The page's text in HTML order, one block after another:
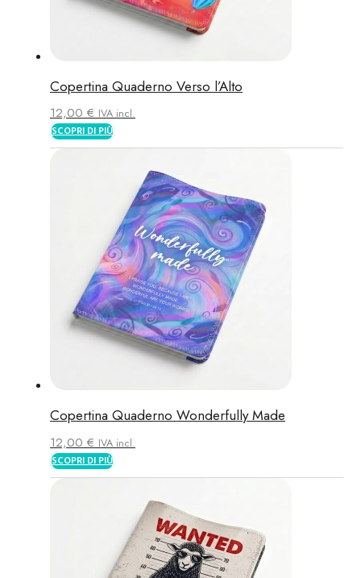
Copertina Quaderno Verso l’Alto
12,00 € IVA incl.
SCOPRI DI PIÙ
Copertina Quaderno Wonderfully Made
12,00 € IVA incl.
SCOPRI DI PIÙ